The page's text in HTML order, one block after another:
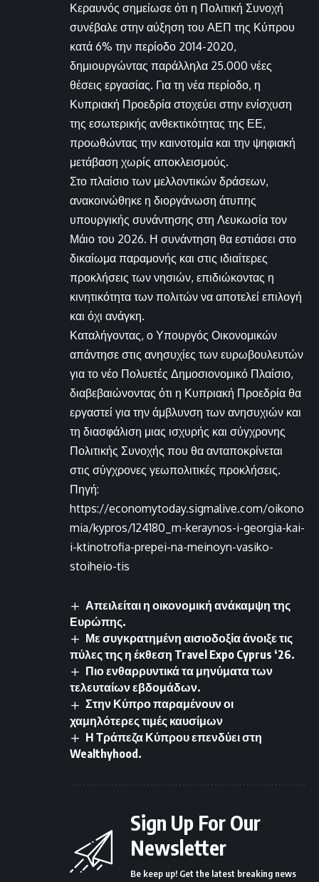
Κεραυνός σημείωσε ότι η Πολιτική Συνοχή
συνέβαλε στην αύξηση του ΑΕΠ της Κύπρου
κατά 6% την περίοδο 2014-2020,
δημιουργώντας παράλληλα 25.000 νέες
θέσεις εργασίας. Για τη νέα περίοδο, η
Κυπριακή Προεδρία στοχεύει στην ενίσχυση
της εσωτερικής ανθεκτικότητας της ΕΕ,
προωθώντας την καινοτομία και την ψηφιακή
μετάβαση χωρίς αποκλεισμούς.
Στο πλαίσιο των μελλοντικών δράσεων,
ανακοινώθηκε η διοργάνωση άτυπης
υπουργικής συνάντησης στη Λευκωσία τον
Μάιο του 2026. Η συνάντηση θα εστιάσει στο
δικαίωμα παραμονής και στις ιδιαίτερες
προκλήσεις των νησιών, επιδιώκοντας η
κινητικότητα των πολιτών να αποτελεί επιλογή
και όχι ανάγκη.
Καταλήγοντας, ο Υπουργός Οικονομικών
απάντησε στις ανησυχίες των ευρωβουλευτών
για το νέο Πολυετές Δημοσιονομικό Πλαίσιο,
διαβεβαιώνοντας ότι η Κυπριακή Προεδρία θα
εργαστεί για την άμβλυνση των ανησυχιών και
τη διασφάλιση μιας ισχυρής και σύγχρονης
Πολιτικής Συνοχής που θα ανταποκρίνεται
στις σύγχρονες γεωπολιτικές προκλήσεις.
Πηγή:
https://economytoday.sigmalive.com/oikono
mia/kypros/124180_m-keraynos-i-georgia-kai-
i-ktinotrofia-prepei-na-meinoyn-vasiko-
stoiheio-tis
Απειλείται η οικονομική ανάκαμψη της
Ευρώπης.
Με συγκρατημένη αισιοδοξία άνοιξε τις
πύλες της η έκθεση Travel Expo Cyprus ‘26.
Πιο ενθαρρυντικά τα μηνύματα των
τελευταίων εβδομάδων.
Στην Κύπρο παραμένουν οι
χαμηλότερες τιμές καυσίμων
Η Τράπεζα Κύπρου επενδύει στη
Wealthyhood.
Sign Up For Our
Newsletter
Be keep up! Get the latest breaking news